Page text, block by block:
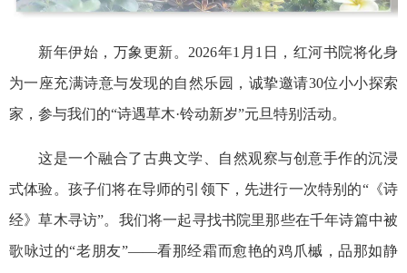
新年伊始，万象更新。2026年1月1日，红河书院将化身
为一座充满诗意与发现的自然乐园，诚挚邀请30位小小探索
家，参与我们的“诗遇草木·铃动新岁”元旦特别活动。
这是一个融合了古典文学、自然观察与创意手作的沉浸
式体验。孩子们将在导师的引领下，先进行一次特别的“《诗
经》草木寻访”。我们将一起寻找书院里那些在千年诗篇中被
歌咏过的“老朋友”——看那经霜而愈艳的鸡爪槭，品那如静